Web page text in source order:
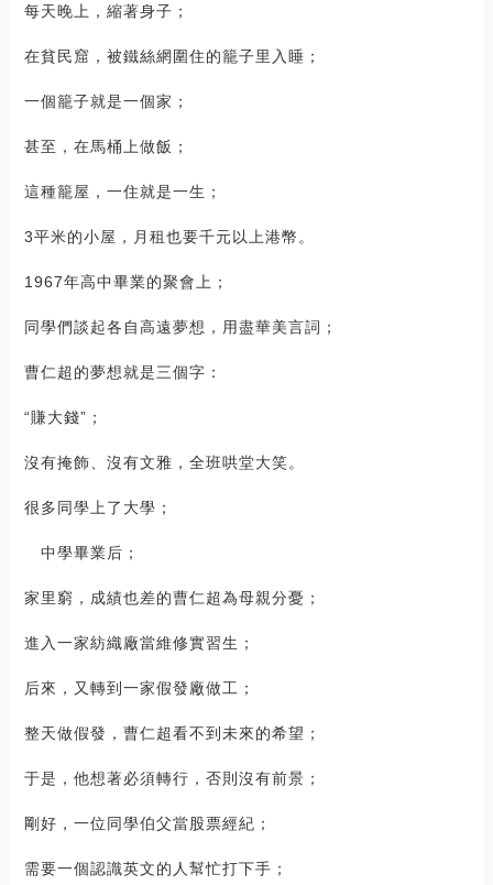
每天晚上，縮著身子；
在貧民窟，被鐵絲網圍住的籠子里入睡；
一個籠子就是一個家；
甚至，在馬桶上做飯；
這種籠屋，一住就是一生；
3平米的小屋，月租也要千元以上港幣。
1967年高中畢業的聚會上；
同學們談起各自高遠夢想，用盡華美言詞；
曹仁超的夢想就是三個字：
“賺大錢”；
沒有掩飾、沒有文雅，全班哄堂大笑。
很多同學上了大學；
中學畢業后；
家里窮，成績也差的曹仁超為母親分憂；
進入一家紡織廠當維修實習生；
后來，又轉到一家假發廠做工；
整天做假發，曹仁超看不到未來的希望；
于是，他想著必須轉行，否則沒有前景；
剛好，一位同學伯父當股票經紀；
需要一個認識英文的人幫忙打下手；